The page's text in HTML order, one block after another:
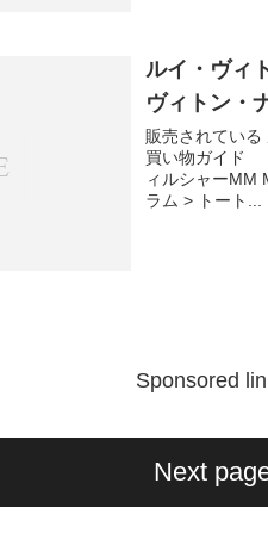
ルイ・ヴィ
ヴィトン・
販売されてい
買い物ガイド
ィルシャー
ラム > トート...
Sponsored
Next